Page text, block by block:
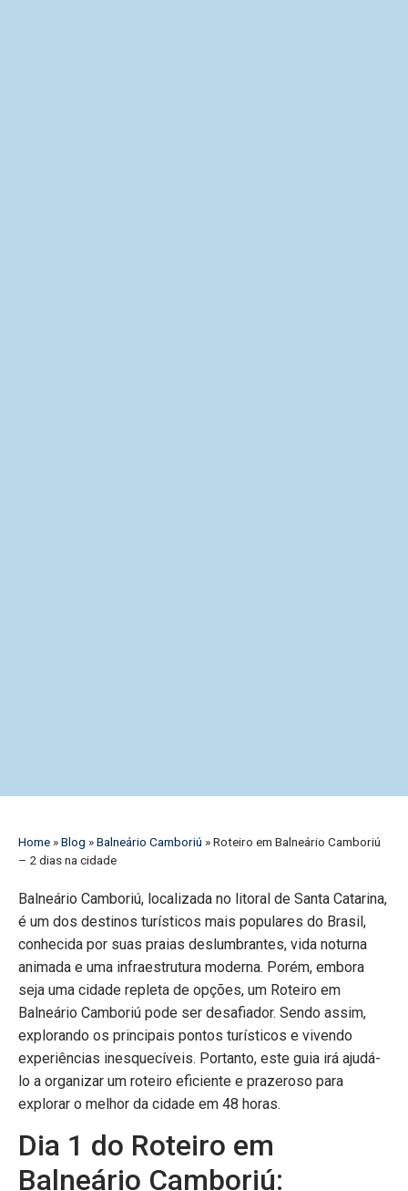
Home »Blog »Balneário Camboriú »Roteiro em Balneário Camboriú
– 2 dias na cidade
Balneário Camboriú, localizada no litoral de Santa Catarina,
é um dos destinos turísticos mais populares do Brasil,
conhecida por suas praias deslumbrantes, vida noturna
animada e uma infraestrutura moderna. Porém, embora
seja uma cidade repleta de opções, um Roteiro em
Balneário Camboriú pode ser desafiador. Sendo assim,
explorando os principais pontos turísticos e vivendo
experiências inesquecíveis. Portanto, este guia irá ajudá-
lo a organizar um roteiro eficiente e prazeroso para
explorar o melhor da cidade em 48 horas.
Dia 1 do Roteiro em
Balneário Camboriú: